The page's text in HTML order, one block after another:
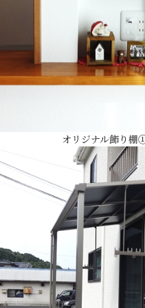
オリジナル飾り棚